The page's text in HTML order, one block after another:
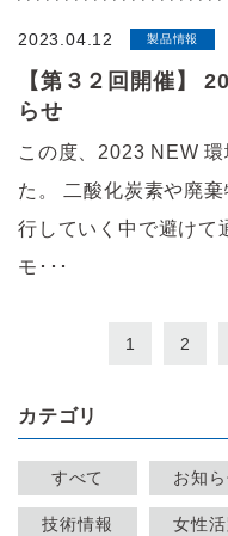
2023.04.12 製品情報
【第３２回開催】
らせ
この度、2023 NEW
た。 二酸化炭素や廃
行していく中で避けて
モ･･･
1 2
カテゴリ
すべて お知
技術情報 女性